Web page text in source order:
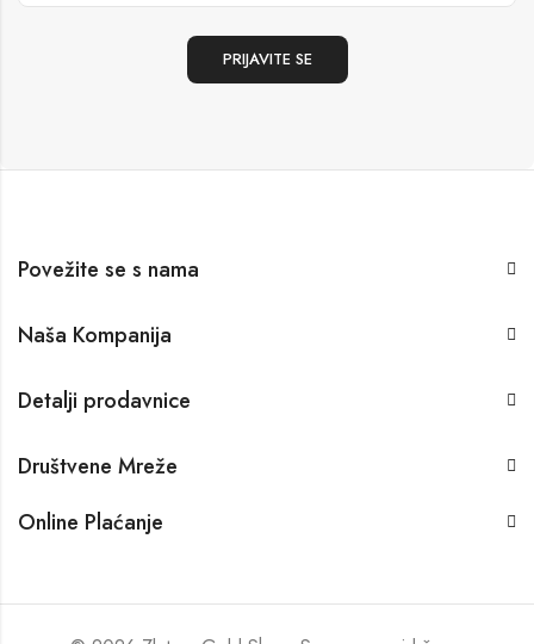
Povežite se s nama
Naša Kompanija
Detalji prodavnice
Društvene Mreže
Online Plaćanje